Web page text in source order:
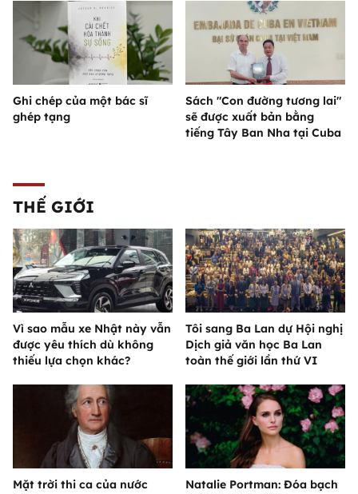
Ghi chép của một bác sĩ
ghép tạng
Sách "Con đường tương lai"
sẽ được xuất bản bằng
tiếng Tây Ban Nha tại Cuba
THẾ GIỚI
Vì sao mẫu xe Nhật này vẫn
được yêu thích dù không
thiếu lựa chọn khác?
Tôi sang Ba Lan dự Hội nghị
Dịch giả văn học Ba Lan
toàn thế giới lần thứ VI
Mặt trời thi ca của nước
Natalie Portman: Đóa bạch